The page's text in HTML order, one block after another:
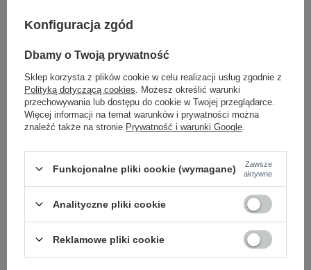
ciemny niebieski
5906694092855
turkusowy
XL/2XL 5906694092527 -
XS/S 5906694092503 -
+
Zobacz wszystkie kolory (+3)
Konfiguracja zgód
Dbamy o Twoją prywatność
Sklep korzysta z plików cookie w celu realizacji usług zgodnie z
Polityką dotyczącą cookies . Możesz określić warunki
przechowywania lub dostępu do cookie w Twojej przeglądarce.
Więcej informacji na temat warunków i prywatności można
znaleźć także na stronie Prywatność i warunki Google
Funkcjonalne pliki cookie (wymagane)
Zawsze
aktywne
Analityczne pliki cookie
Reklamowe pliki cookie